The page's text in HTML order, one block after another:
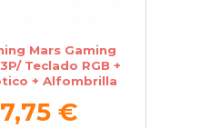
Mars Gaming
Teclado RGB +
+ Alfombrilla
€